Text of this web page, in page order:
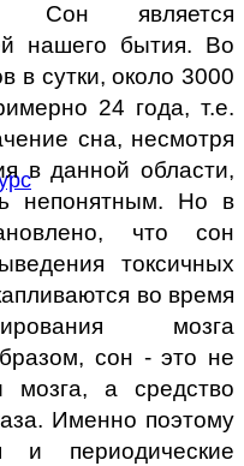
Сон является
нашего бытия. Во
в сутки, около 3000
24 года, т.е.
сна, несмотря
в данной области,
непонятным. Но в
что сон
токсичных
во время
мозга
сон - это не
мозга, а средство
Именно поэтому
и периодические